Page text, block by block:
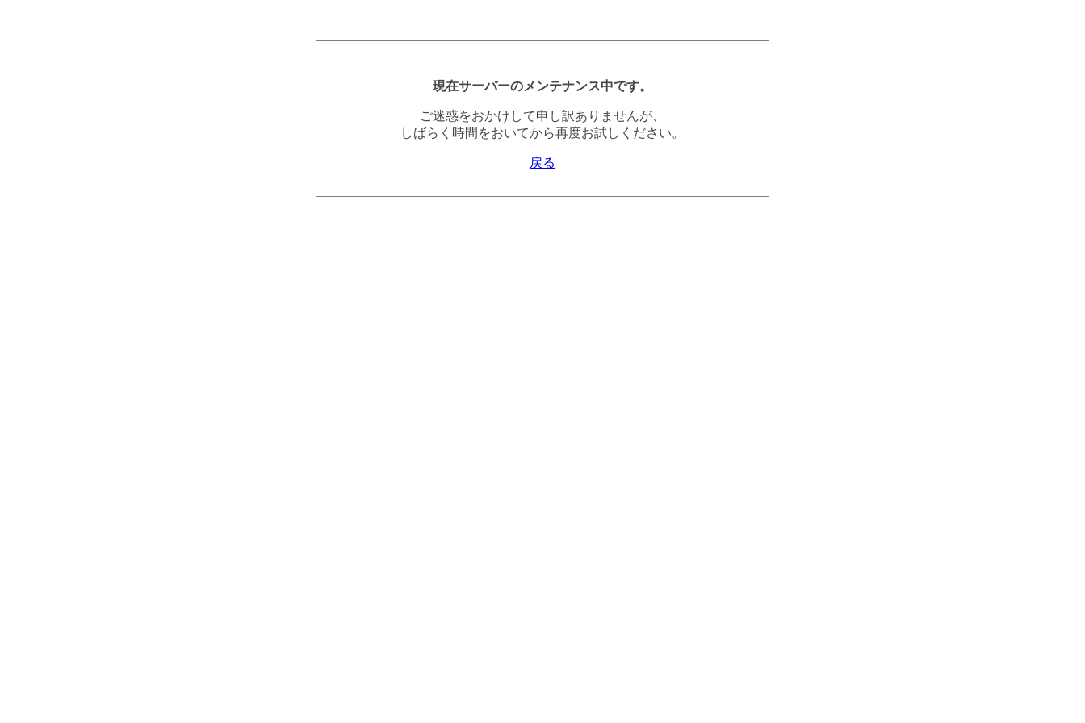
現在サーバーのメンテナンス中です。
ご迷惑をおかけして申し訳ありませんが、
しばらく時間をおいてから再度お試しください。
戻る